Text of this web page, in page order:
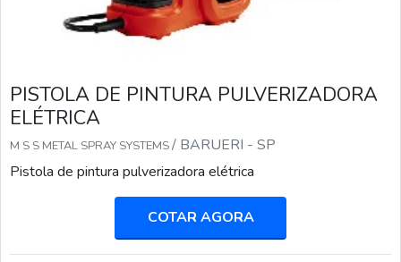
PISTOLA DE PINTURA PULVERIZADORA
ELÉTRICA
M S S METAL SPRAY SYSTEMS/ BARUERI - SP
Pistola de pintura pulverizadora elétrica
COTAR AGORA